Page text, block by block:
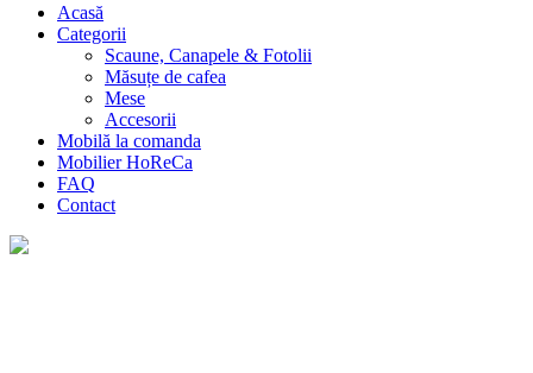
Acasă
Categorii
Scaune, Canapele & Fotolii
Măsuțe de cafea
Mese
Accesorii
Mobilă la comanda
Mobilier HoReCa
FAQ
Contact